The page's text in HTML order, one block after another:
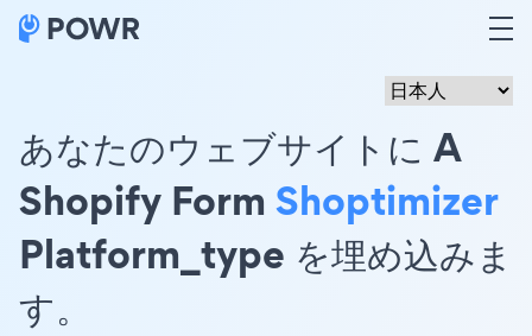
あなたのウェブサイトに A
Shopify Form Shoptimizer
Platform_type を埋め込みま
す。